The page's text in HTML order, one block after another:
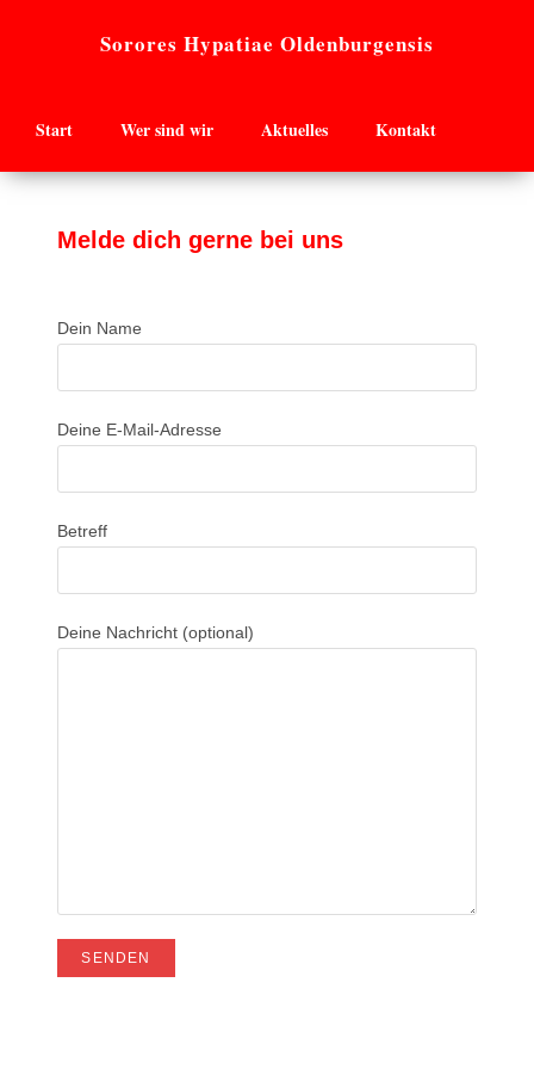
Sorores Hypatiae Oldenburgensis
Start Wer sind wir Aktuelles Kontakt
Melde dich gerne bei uns
Dein Name
Deine E-Mail-Adresse
Betreff
Deine Nachricht (optional)